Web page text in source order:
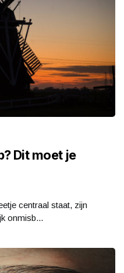
Dit moet je
centraal staat, zijn
onmisb...